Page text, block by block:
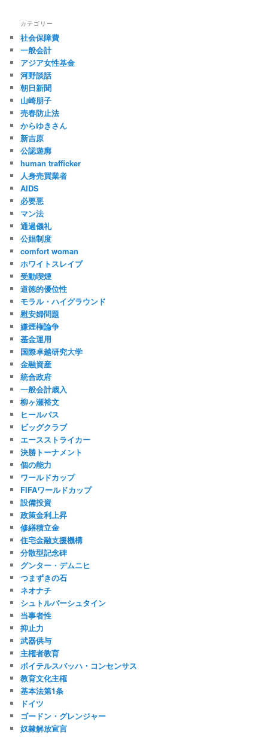
カテゴリー
社会保障費
一般会計
アジア女性基金
河野談話
朝日新聞
山崎朋子
売春防止法
からゆきさん
新吉原
公認遊廓
human trafficker
人身売買業者
AIDS
必要悪
マン法
通過儀礼
公娼制度
comfort woman
ホワイトスレイブ
受動喫煙
道徳的優位性
モラル・ハイグラウンド
慰安婦問題
嫌煙権論争
基金運用
国際卓越研究大学
金融資産
統合政府
一般会計歳入
柳ヶ瀬裕文
ヒールパス
ビッグクラブ
エースストライカー
決勝トーナメント
個の能力
ワールドカップ
FIFAワールドカップ
設備投資
政策金利上昇
修繕積立金
住宅金融支援機構
分散型記念碑
グンター・デムニヒ
つまずきの石
ネオナチ
シュトルパーシュタイン
当事者性
抑止力
武器供与
主権者教育
ボイテルスバッハ・コンセンサス
教育文化主権
基本法第1条
ドイツ
ゴードン・グレンジャー
奴隷解放宣言